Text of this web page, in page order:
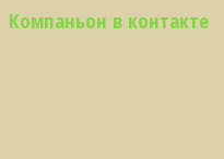
Компаньон в контакте